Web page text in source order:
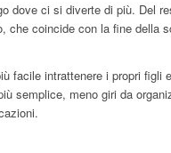
dove ci si diverte di più. Del
che coincide con la fine della
facile intrattenere i propri figli
semplice, meno giri da